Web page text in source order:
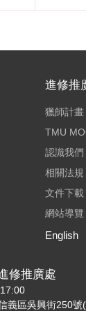
進修推
獵師計畫
TMU
認識我們
相關法規
文件下載
網站導覽
English
修推廣處
義區吳興街250